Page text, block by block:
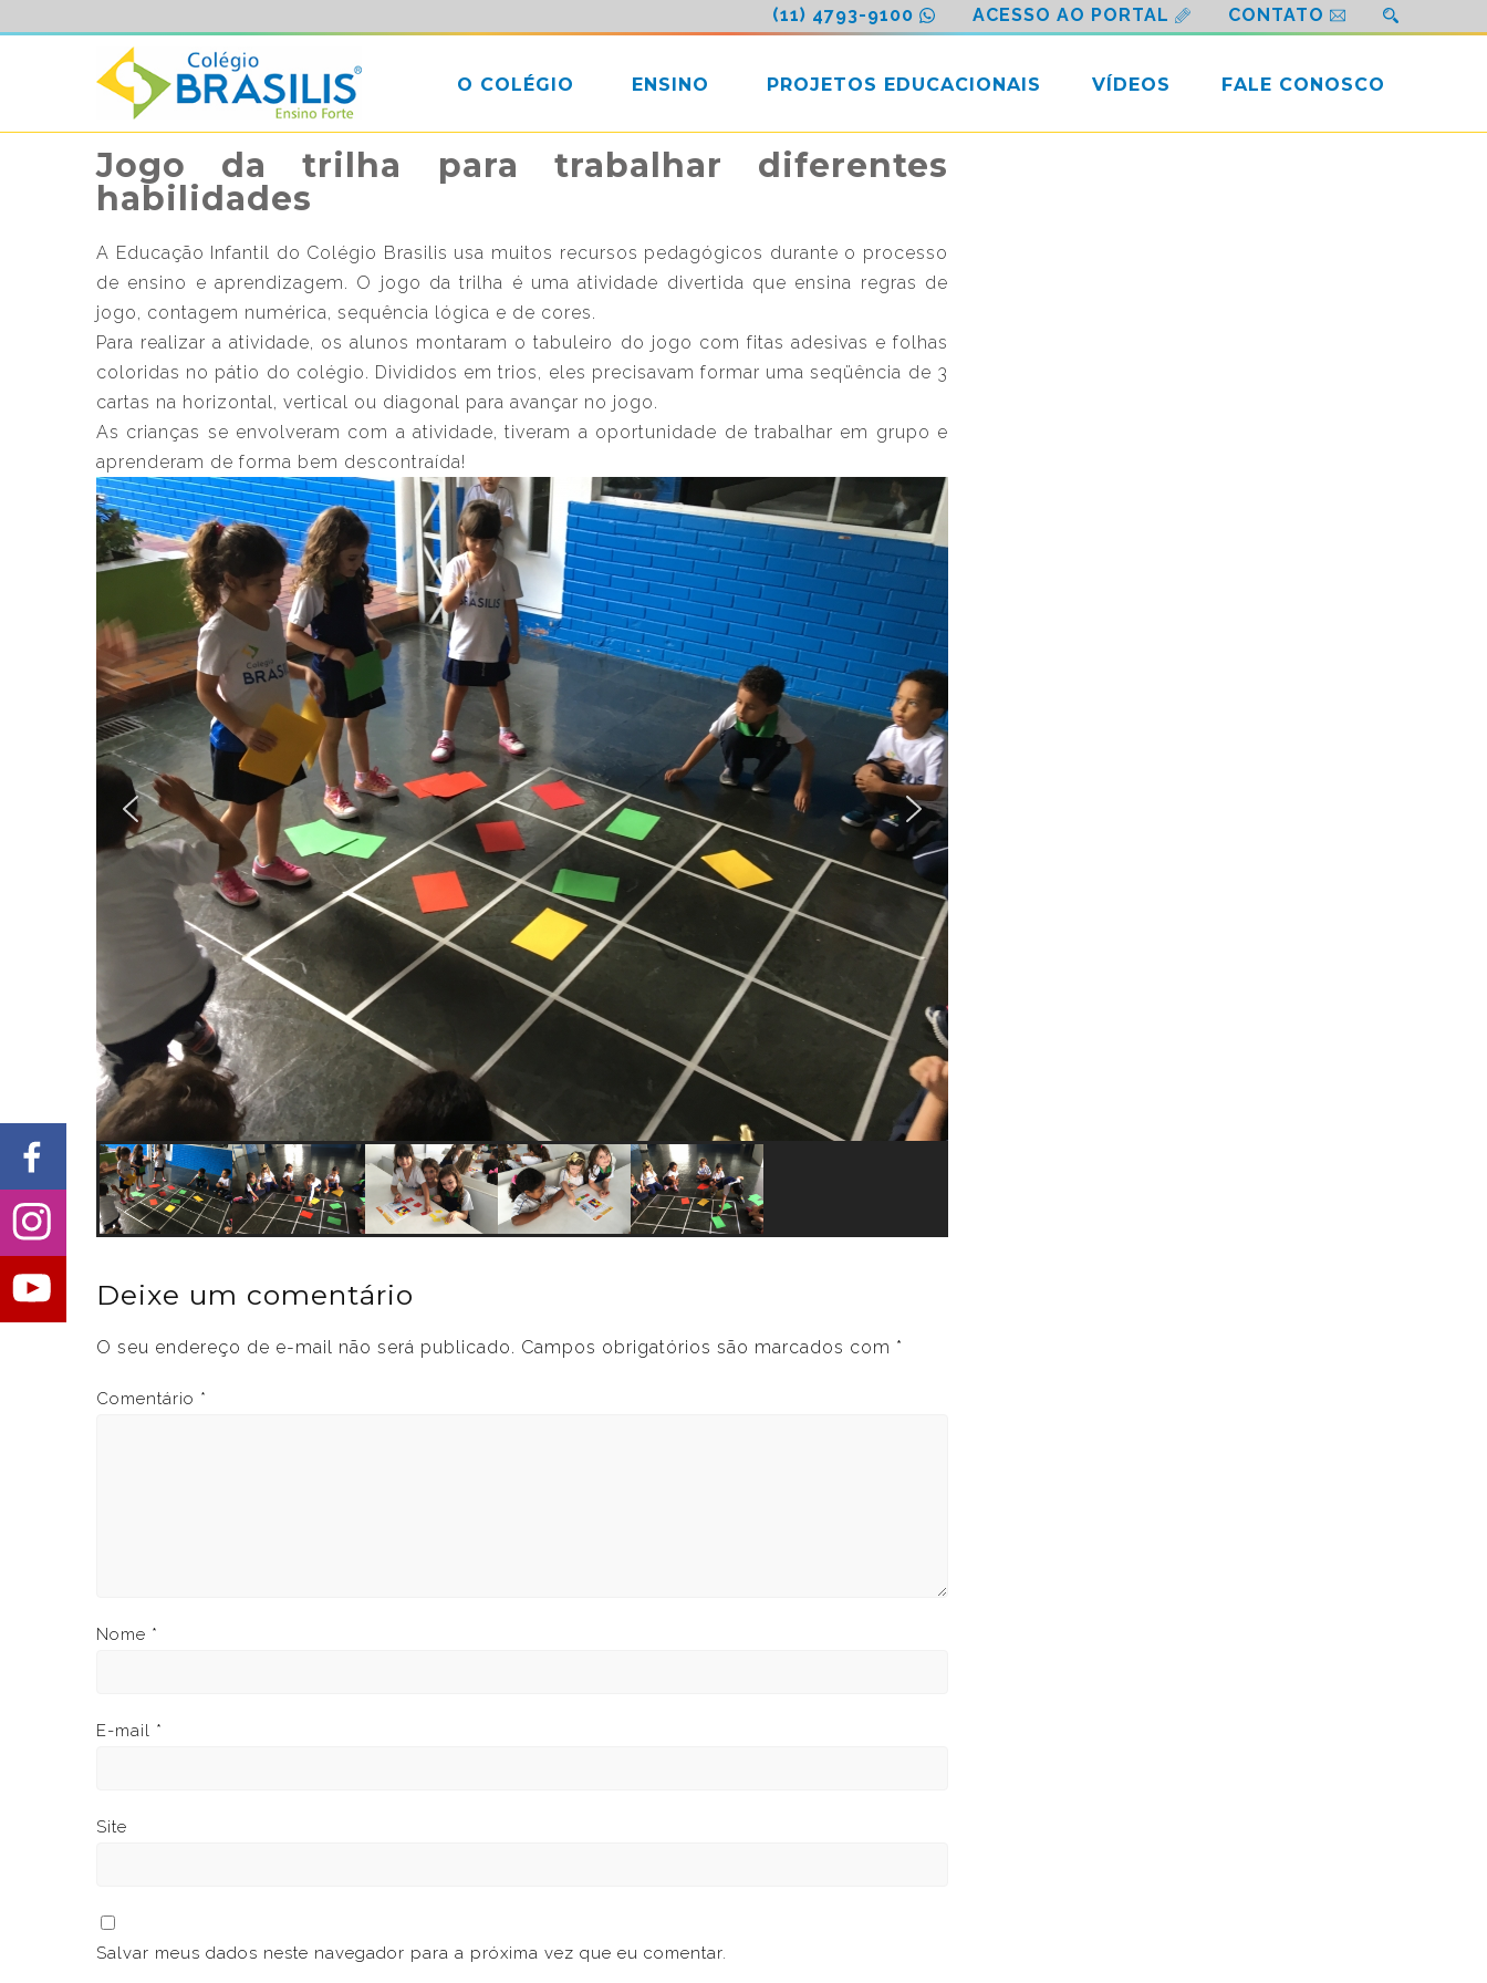
(11) 4793-9100 ACESSO AO PORTAL CONTATO
O COLÉGIO ENSINO PROJETOS EDUCACIONAIS VÍDEOS FALE CONOSCO
Jogo da trilha para trabalhar diferentes
habilidades
A Educação Infantil do Colégio Brasilis usa muitos recursos pedagógicos durante o processo
de ensino e aprendizagem. O jogo da trilha é uma atividade divertida que ensina regras de
jogo, contagem numérica, sequência lógica e de cores.
Para realizar a atividade, os alunos montaram o tabuleiro do jogo com fitas adesivas e folhas
coloridas no pátio do colégio. Divididos em trios, eles precisavam formar uma seqüência de 3
cartas na horizontal, vertical ou diagonal para avançar no jogo.
As crianças se envolveram com a atividade, tiveram a oportunidade de trabalhar em grupo e
aprenderam de forma bem descontraída!
Deixe um comentário
O seu endereço de e-mail não será publicado. Campos obrigatórios são marcados com *
Comentário *
Nome *
E-mail *
Site
Salvar meus dados neste navegador para a próxima vez que eu comentar.